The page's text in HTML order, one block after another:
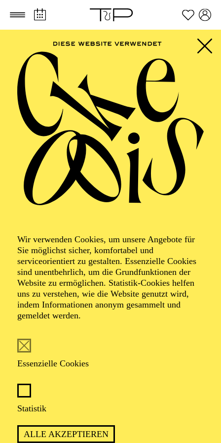
Zum Hauptinhalt springen Zum Footer springen
Wir verwenden Cookies, um unsere Angebote für
Sie möglichst sicher, komfortabel und
serviceorientiert zu gestalten. Essenzielle Cookies
sind unentbehrlich, um die Grundfunktionen der
Website zu ermöglichen. Statistik-Cookies helfen
uns zu verstehen, wie die Website genutzt wird,
indem Informationen anonym gesammelt und
gemeldet werden.
Essenzielle Cookies
Statistik
ALLE AKZEPTIEREN
Foto: Johan Sandberg
Mariya Tyurina
Tänzerin (Solo mit Gruppe)
an der Ballettakademie ihrer Heimatstadt, dem College
2009 bis 2015 tanzte sie als zweite Solistin in der
Danchenko Musiktheaters in Moskau und trat dort u. a.
auf in Jiří Kyliáns „Petite Mort“, „Six Dances“,